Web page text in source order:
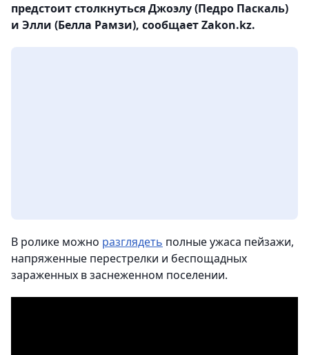
предстоит столкнуться Джоэлу (Педро Паскаль)
и Элли (Белла Рамзи), сообщает Zakon.kz.
В ролике можно разглядеть полные ужаса пейзажи,
напряженные перестрелки и беспощадных
зараженных в заснеженном поселении.